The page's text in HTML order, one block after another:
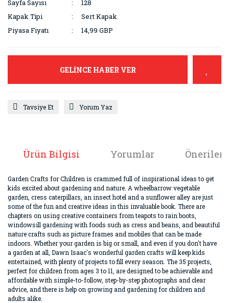
Sayfa Sayısı
128
Kapak Tipi
Sert Kapak
Piyasa Fiyatı
14,99 GBP
GELİNCE HABER VER
Tavsiye Et Yorum Yaz
Ürün Bilgisi Yorumlar
Garden Crafts for Children is crammed full of inspirational ideas to get
kids excited about gardening and nature. A wheelbarrow vegetable
garden, cress caterpillars, an insect hotel and a sunflower alley are just
some of the fun and creative ideas in this invaluable book. There are
chapters on using creative containers from teapots to rain boots,
windowsill gardening with foods such as cress and beans, and beautiful
nature crafts such as picture frames and mobiles that can be made
indoors. Whether your garden is big or small, and even if you don't have
a garden at all, Dawn Isaac's wonderful garden crafts will keep kids
entertained, with plenty of projects to fill every season. The 35 projects,
perfect for children from ages 3 to 11, are designed to be achievable and
affordable with simple-to-follow, step-by-step photographs and clear
advice, and there is help on growing and gardening for children and
adults alike.